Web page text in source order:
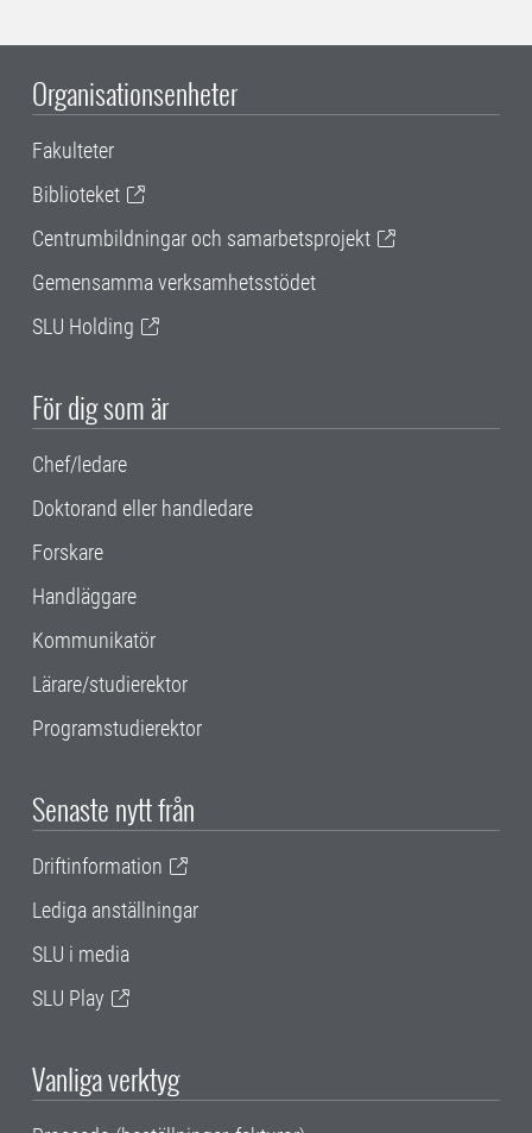
Organisationsenheter
Fakulteter
Biblioteket
Centrumbildningar och samarbetsprojekt
Gemensamma verksamhetsstödet
SLU Holding
För dig som är
Chef/ledare
Doktorand eller handledare
Forskare
Handläggare
Kommunikatör
Lärare/studierektor
Programstudierektor
Senaste nytt från
Driftinformation
Lediga anställningar
SLU i media
SLU Play
Vanliga verktyg